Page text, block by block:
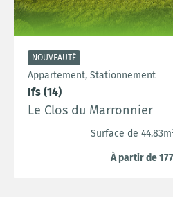
NOUVEAUTÉ
Appartement, Stationnement
Ifs (14)
Le Clos du Marronnier
Surface de
À partir de